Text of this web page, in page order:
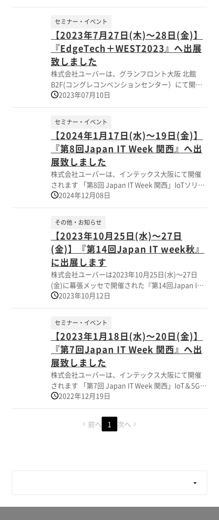
構造、組込み、軽量化などの困り事、課題事項の
解決に向けてご提案させて頂きます。 引き続きよ
ろしくお願い申し上げます。
インフラ技術､施設､電力､輸送､車輛､旅客サービス
など鉄道関連の技術が横断的に会する総合見本市
です。 株式会社ユーバーのブースでは､防塵防水や
熱対策･虫害対策を考慮した鉄道分野でのニーズに
応える多機能ケースを展示し､ご来場者の皆様の御
好評を賜りました｡ ご来場いただいた皆様にこの場
をお借りし厚く御礼申し上げます。 開催日時
2023年11月8日(水)～10日(金) 10:00～
17:00 開催場所 幕張メッセ 4-8ホール (小間番
【2023年7月27日(木)～28日(金)】
『EdgeTech＋WEST2023』へ出展
致しました
セミナー・イベント
株式会社ユーバーは、グランフロント大阪 北館
B2F(コングレコンベンションセンター）にて開催
されます「EdgeTech＋WEST2023」に出展致しま
した。 当展示会はAI・IoT・組込みハードウェア・
セキュリティ等の ＩＴ関連専門展になります。 主
催：一般社団法人組込みシステム技術協会 企画・
推進：(株)ナノオプト・メディア 展示ブース(ブー
ス位置番号：B-U10）へ多数ご来訪頂きまして 誠
にありがとうございました。
2023年07月10日
【2024年1月17日(水)～19日(金)】
『第8回Japan IT Week 関西』へ出
展致しました
セミナー・イベント
株式会社ユーバーは、インテックス大阪にて開催
されます 「第8回 Japan IT Week 関西」IoTソリュ
ーション展に出展致しました。 当展示会は “セン
サ・センサネットワーク構築” “データ分析・活
用システム” “セキュリティ” “AI・予知保全ソ
リューション”など、 様々なIT専門展で構成されて
おります。 「最適な小型エンクロージャー(筐体)
設計と生産対応」 最終的には実機による製品評価
になりますが、お客様のご要望に応じて、 簡易熱
性能シミュレーションソフトウェア(Ansys
Discovery)を活用し、 冷却構造のカスタムケース
の設計、製造も可能です。 当社展示ブースでは、
を多数展示致しました。 多数の方がご来訪頂き、
誠にありがとうございました。
2024年12月08日
【2023年10月25日(水)～27日
(金)】『第14回Japan IT week秋』
に出展します
その他・お知らせ
株式会社ユーバーは2023年10月25日(水)～27日
(金)に幕張メッセで開催された『第14回Japan IT
week秋』に出展しました。 当展示会は｢IoTソリュ
ーション展｣｢情報セキュリティEXPO｣｢組込み/エッ
ジコンピューティング展｣などIT関連の11の専門展
示会で構成され盛大に開催されました｡ 株式会社ユ
ーバーの展示ブースでは､エッジコンピューティン
グやIoTなど様々な用途で使用されることを想定し
た多機能ケースを展示し､多くの御来場者のかたか
らお問合せをいただくことが出来ました。 この場
をお借りし厚く御礼申し上げます。 開催日時
2023年10月25日(水)～27日(金) 10:00
メッセ 3-8ホール （小間番号29-30） 主
催 RXJapan株式会社
2023年10月12日
【2023年1月18日(水)～20日(金)】
『第7回Japan IT Week 関西』へ出
展致しました
セミナー・イベント
株式会社ユーバーは、インテックス大阪にて開催
されます 「第7回 Japan IT Week 関西」IoT＆5Gソ
リューション展に出展致しました。 当展示会は
“センサ・センサネットワーク構築” “データ分
析・活用システム” “セキュリティ” “AI・予知
保全ソリューション”など、 様々なIT専門展で構成
2022年12月19日
前へ 1 次へ